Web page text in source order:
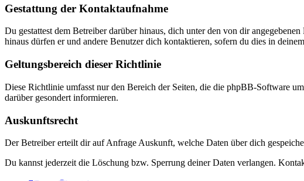
Gestattung der Kontaktaufnahme
Du gestattest dem Betreiber darüber hinaus, dich unter den von dir
hinaus dürfen er und andere Benutzer dich kontaktieren, sofern du dies in
Geltungsbereich dieser Richtlinie
Diese Richtlinie umfasst nur den Bereich der Seiten, die die phpBB-Software
darüber gesondert informieren.
Auskunftsrecht
Der Betreiber erteilt dir auf Anfrage Auskunft, welche Daten über dich
Du kannst jederzeit die Löschung bzw. Sperrung deiner Daten verlangen.